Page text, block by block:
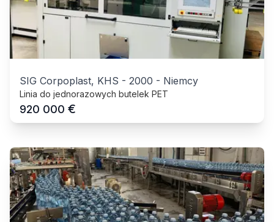
SIG Corpoplast, KHS - 2000 - Niemcy
Linia do jednorazowych butelek PET
920 000 €